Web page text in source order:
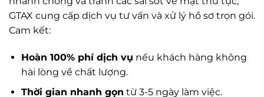
GTAX cung cấp dịch vụ tư vấn và xử lý hồ sơ trọn gói.
Cam kết:
Hoàn 100% phí dịch vụ nếu khách hàng không
hài lòng về chất lượng.
Thời gian nhanh gọn từ 3-5 ngày làm việc.